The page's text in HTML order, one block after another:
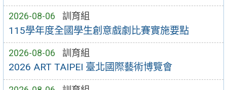
2026-08-06 訓育組
115學年度全國學生創意戲劇比賽實施要點
2026-08-06 訓育組
2026 ART TAIPEI 臺北國際藝術博覽會